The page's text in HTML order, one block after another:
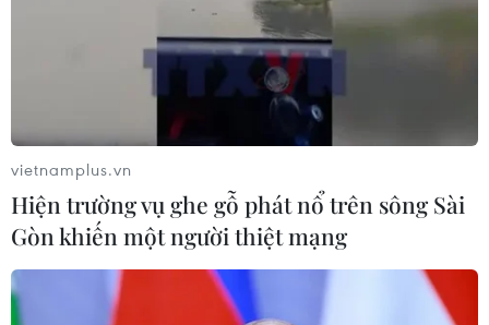
vietnamplus.vn
Hiện trường vụ ghe gỗ phát nổ trên sông Sài
Gòn khiến một người thiệt mạng